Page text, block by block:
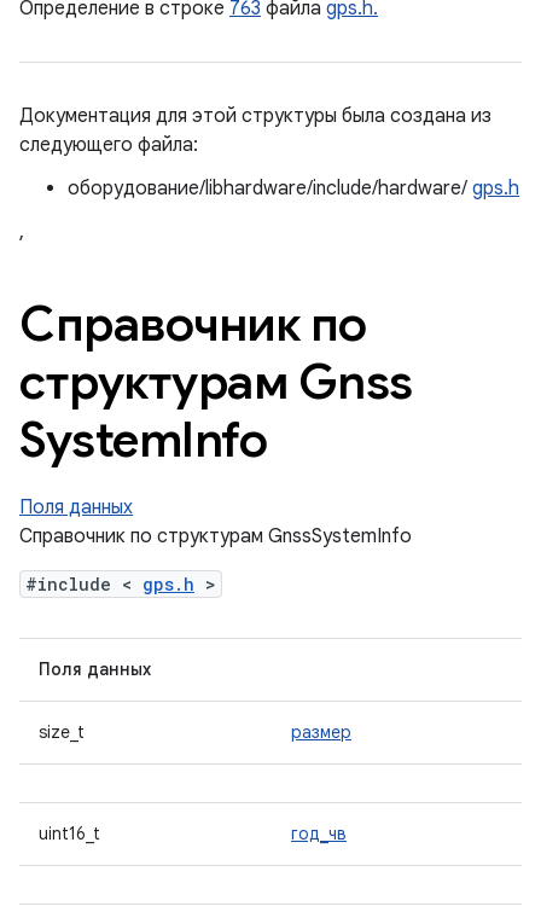
Определение в строке 763 файла gps.h.
Документация для этой структуры была создана из
следующего файла:
оборудование/libhardware/include/hardware/ gps.h
,
Справочник по
структурам Gnss
SystemInfo
Поля данных
Справочник по структурам GnssSystemInfo
#include < gps.h >
Поля данных
size_t размер
uint16_t год_чв